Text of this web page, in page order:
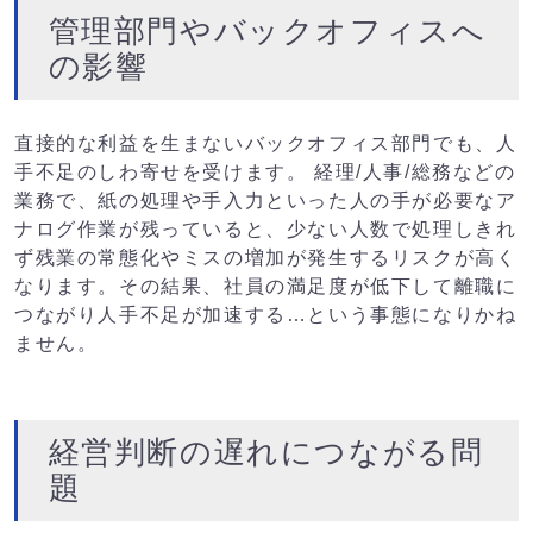
管理部門やバックオフィスへ
の影響
直接的な利益を生まないバックオフィス部門でも、人
手不足のしわ寄せを受けます。 経理/人事/総務などの
業務で、紙の処理や手入力といった人の手が必要なア
ナログ作業が残っていると、少ない人数で処理しきれ
ず残業の常態化やミスの増加が発生するリスクが高く
なります。その結果、社員の満足度が低下して離職に
つながり人手不足が加速する…という事態になりかね
ません。
経営判断の遅れにつながる問
題